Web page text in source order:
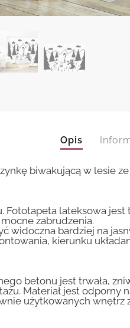
Opis
biwakującą w lesie
lateksowa
zabrudzenia.
widoczna bardziej na
kierunku
betonu jest trwała,
Materiał jest
użytkowanych